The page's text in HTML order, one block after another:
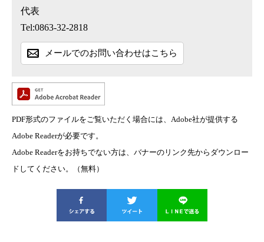
代表
Tel:0863-32-2818
メールでのお問い合わせはこちら
PDF形式のファイルをご覧いただく場合には、Adobe社が提供する
Adobe Readerが必要です。
Adobe Readerをお持ちでない方は、バナーのリンク先からダウンロー
ドしてください。（無料）